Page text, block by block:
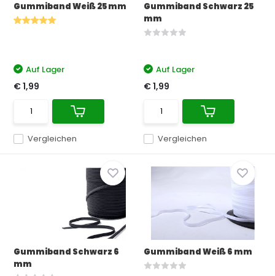
Gummiband Weiß 25 mm
Vergleichen
Auf Lager
€ 1,99
Gummiband Schwarz 25
mm
Vergleichen
Auf Lager
€ 1,99
Gummiband Schwarz 6
mm
Gummiband Weiß 6 mm